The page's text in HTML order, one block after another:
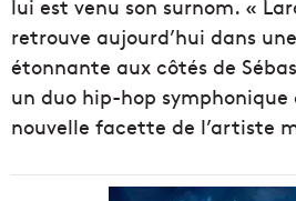
lui est venu son surnom. «
retrouve aujourd’hui dans
étonnante aux côtés de
un duo hip-hop symphonique
nouvelle facette de l’artiste